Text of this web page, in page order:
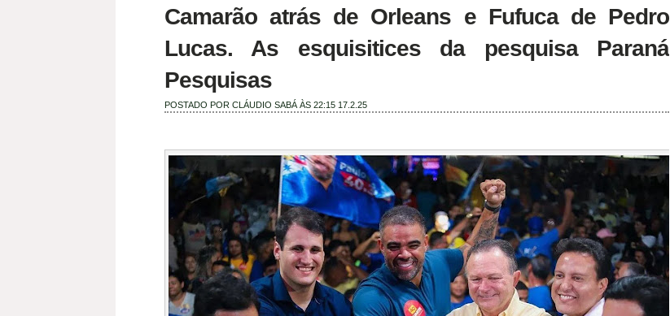
Camarão atrás de Orleans e Fufuca de Pedro
Lucas. As esquisitices da pesquisa Paraná
Pesquisas
POSTADO POR CLÁUDIO SABÁ ÀS 22:15 17.2.25